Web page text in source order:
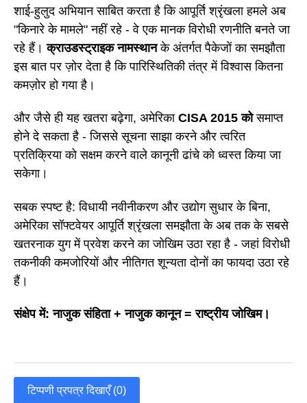
शाई-हुलुद अभियान साबित करता है कि आपूर्ति श्रृंखला हमले अब
"किनारे के मामले" नहीं रहे - वे एक मानक विरोधी रणनीति बनते जा
रहे हैं।क्राउडस्ट्राइक नामस्थानके अंतर्गत पैकेजों का समझौता
इस बात पर ज़ोर देता है कि पारिस्थितिकी तंत्र में विश्वास कितना
कमज़ोर हो गया है।
और जैसे ही यह खतरा बढ़ेगा, अमेरिका CISA 2015 कोसमाप्त
होने दे सकता है - जिससे सूचना साझा करने और त्वरित
प्रतिक्रिया को सक्षम करने वाले कानूनी ढांचे को ध्वस्त किया जा
सकेगा।
सबक स्पष्ट है: विधायी नवीनीकरण और उद्योग सुधार के बिना,
अमेरिका सॉफ्टवेयर आपूर्ति श्रृंखला समझौता के अब तक के सबसे
खतरनाक युग में प्रवेश करने का जोखिम उठा रहा है - जहां विरोधी
तकनीकी कमजोरियों और नीतिगत शून्यता दोनों का फायदा उठा रहे
हैं।
संक्षेप में: नाजुक संहिता + नाजुक कानून = राष्ट्रीय जोखिम।
टिप्पणी प्रपत्र दिखाएँ (0)